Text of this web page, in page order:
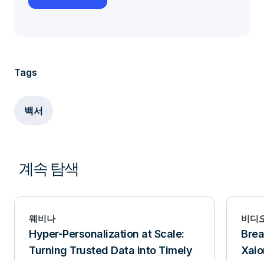
Tags
백서
계속 탐색
웨비나
Hyper-Personalization at Scale:
Turning Trusted Data into Timely
비디